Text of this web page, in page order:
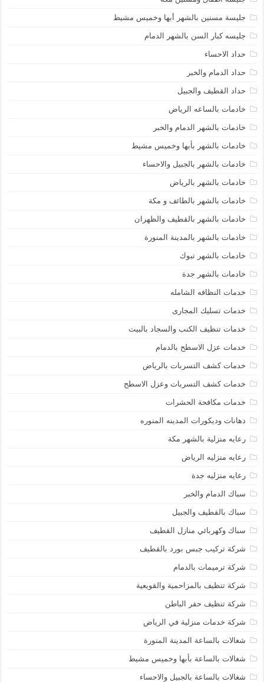
جليسة مسنين بالشهر أبها وخميس مشيط
جليسه كبار السن بالشهر الدمام
حداد الاحساء
حداد الدمام والخبر
حداد القطيف والجبيل
خادمات بالساعه الرياض
خادمات بالشهر الدمام والخبر
خادمات بالشهر بأبها وخميس مشيط
خادمات بالشهر بالجبيل والاحساء
خادمات بالشهر بالرياض
خادمات بالشهر بالطائف و مكة
خادمات بالشهر بالقطيف والظهران
خادمات بالشهر بالمدينة المنورة
خادمات بالشهر تبوك
خادمات بالشهر جدة
خدمات النظافه الشامله
خدمات تسليك المجارى
خدمات تنظيف الكنب والسجاد بالبيت
خدمات عزل الاسطح بالدمام
خدمات كشف التسربات بالرياض
خدمات كشف التسربات وعزل الاسطح
خدمات مكافحة الحشرات
دهانات وديكورات المدينه المنوره
رعايه منزلية بالشهر مكة
رعايه منزليه الرياض
رعايه منزليه جدة
سباك الدمام والخبر
سباك بالقطيف والجبيل
سباك وكهربائي منازل القطيف
شركة تركيب جبس بورد بالقطيف
شركة ترميمات بالدمام
شركة تنظيف بالمزاحمية والقويعية
شركة تنظيف حفر الباطن
شركة خدمات منزلية في الرياض
شغالات بالساعة المدينة المنورة
شغالات بالساعة بأبها وخميس مشيط
شغالات بالساعة بالجبيل والاحساء